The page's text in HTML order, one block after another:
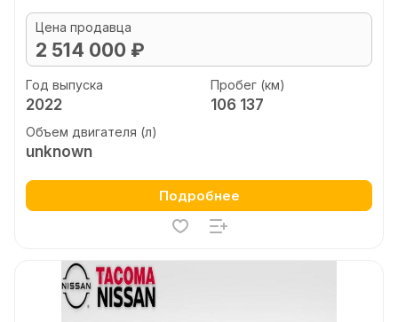
Цена продавца
2 514 000 ₽
Год выпуска
2022
Пробег (км)
106 137
Объем двигателя (л)
unknown
Подробнее